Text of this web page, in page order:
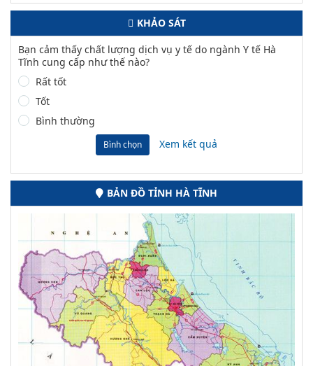
KHẢO SÁT
Bạn cảm thấy chất lượng dịch vụ y tế do ngành Y tế Hà
Tĩnh cung cấp như thế nào?
Rất tốt
Tốt
Bình thường
Bình chọn Xem kết quả
BẢN ĐỒ TỈNH HÀ TĨNH